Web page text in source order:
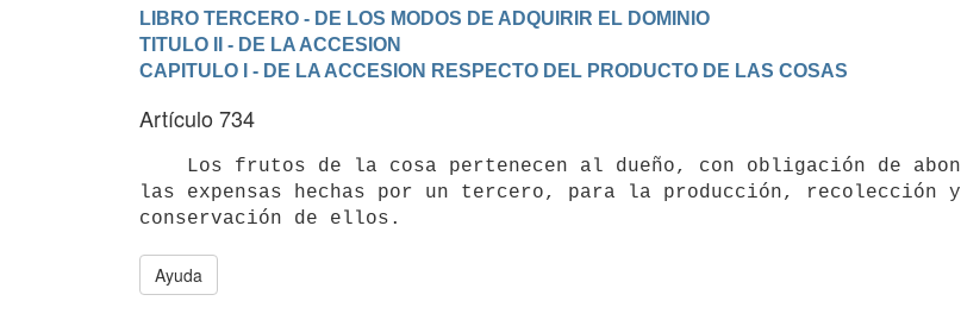
LIBRO TERCERO - DE LOS MODOS DE ADQUIRIR EL DOMINIO
TITULO II - DE LA ACCESION
CAPITULO I - DE LA ACCESION RESPECTO DEL PRODUCTO DE LAS COSAS
Artículo 734
las expensas hechas por un tercero, para la producción, recolección y
Ayuda